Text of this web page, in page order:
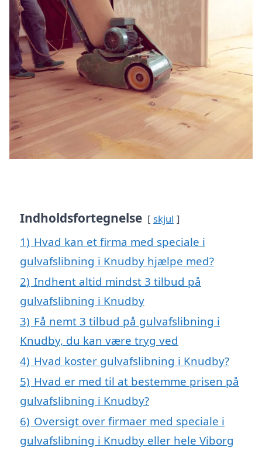
Indholdsfortegnelse skjul
1) Hvad kan et firma med speciale i
gulvafslibning i Knudby hjælpe med?
2) Indhent altid mindst 3 tilbud på
gulvafslibning i Knudby
3) Få nemt 3 tilbud på gulvafslibning i
Knudby, du kan være tryg ved
4) Hvad koster gulvafslibning i Knudby?
5) Hvad er med til at bestemme prisen på
gulvafslibning i Knudby?
6) Oversigt over firmaer med speciale i
gulvafslibning i Knudby eller hele Viborg